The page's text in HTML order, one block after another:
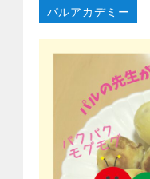
パルアカデミー